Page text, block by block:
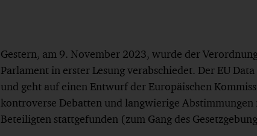
Gestern, am 9. November 2023, wurde der
Parlament in erster Lesung verabschiedet. Der EU
und geht auf einen Entwurf der Europäischen
kontroverse Debatten und langwierige
Beteiligten stattgefunden (zum Gang des